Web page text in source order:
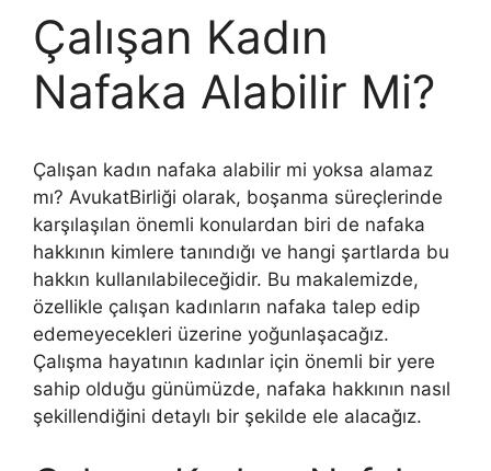
Çalışan Kadın
Nafaka Alabilir Mi?
Çalışan kadın nafaka alabilir mi yoksa alamaz
mı? AvukatBirliği olarak, boşanma süreçlerinde
karşılaşılan önemli konulardan biri de nafaka
hakkının kimlere tanındığı ve hangi şartlarda bu
hakkın kullanılabileceğidir. Bu makalemizde,
özellikle çalışan kadınların nafaka talep edip
edemeyecekleri üzerine yoğunlaşacağız.
Çalışma hayatının kadınlar için önemli bir yere
sahip olduğu günümüzde, nafaka hakkının nasıl
şekillendiğini detaylı bir şekilde ele alacağız.